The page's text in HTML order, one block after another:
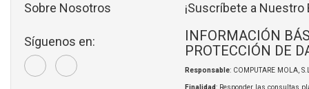
Sobre Nosotros
Síguenos en:
¡Suscríbete a Nuestro
INFORMACIÓN
PROTECCIÓN DE
Responsable: COMPUTARE MOLA,